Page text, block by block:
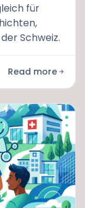
für
Schweiz.
Read more